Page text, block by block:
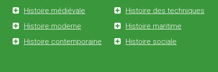
Histoire médiévale
Histoire moderne
Histoire contemporaine
Histoire des techniques
Histoire maritime
Histoire sociale